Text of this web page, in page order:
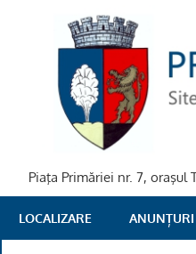
PRIMARIA
TARNAVENI
Piaţa Primăriei nr. 7,
LOCALIZARE ANUNȚURI